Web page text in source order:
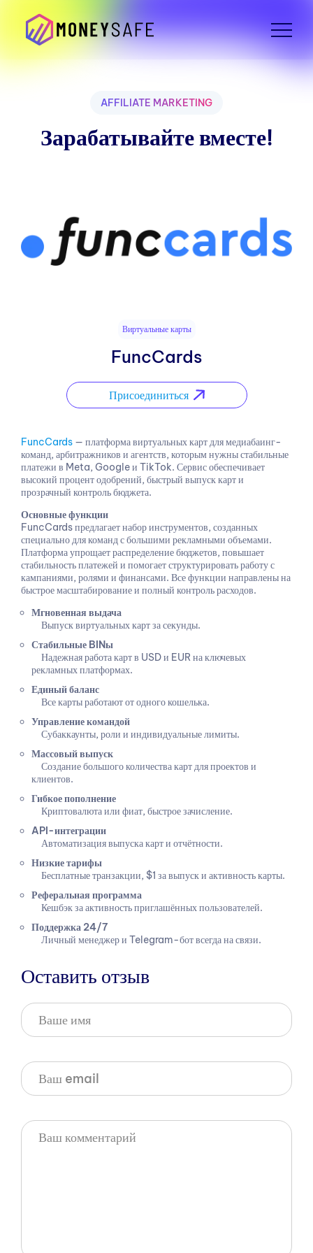
AFFILIATE MARKETING
Зарабатывайте вместе!
Виртуальные карты
FuncCards
Присоединиться
FuncCards — платформа виртуальных карт для медиабаинг-
команд, арбитражников и агентств, которым нужны стабильные
платежи в Meta, Google и TikTok. Сервис обеспечивает
высокий процент одобрений, быстрый выпуск карт и
прозрачный контроль бюджета.
Основные функции
FuncCards предлагает набор инструментов, созданных
специально для команд с большими рекламными объемами.
Платформа упрощает распределение бюджетов, повышает
стабильность платежей и помогает структурировать работу с
кампаниями, ролями и финансами. Все функции направлены на
быстрое масштабирование и полный контроль расходов.
Мгновенная выдача
Выпуск виртуальных карт за секунды.
Стабильные BINы
Надежная работа карт в USD и EUR на ключевых
рекламных платформах.
Единый баланс
Все карты работают от одного кошелька.
Управление командой
Субаккаунты, роли и индивидуальные лимиты.
Массовый выпуск
Создание большого количества карт для проектов и
клиентов.
Гибкое пополнение
Криптовалюта или фиат, быстрое зачисление.
API-интеграции
Автоматизация выпуска карт и отчётности.
Низкие тарифы
Бесплатные транзакции, $1 за выпуск и активность карты.
Реферальная программа
Кешбэк за активность приглашённых пользователей.
Поддержка 24/7
Личный менеджер и Telegram-бот всегда на связи.
Оставить отзыв